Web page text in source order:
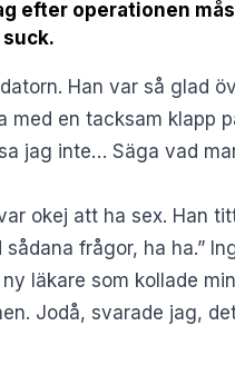
efter operationen
Han var så glad
en tacksam klapp
jag inte… Säga vad
okej att ha sex. Han
frågor, ha ha.”
läkare som kollade
Jodå, svarade jag,